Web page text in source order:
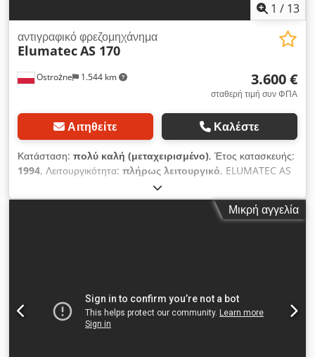
1 / 13
Ostrożne 1.544 km
αντιγραφικό φρεζομηχάνημα
ElumatecAS 170
3.600 €
σταθερή τιμή συν ΦΠΑ
Αιτηθείτε Καλέστε
Κατάσταση: πολύ καλή (μεταχειρισμένο), Έτος κατασκευής:
1994, Λειτουργικότητα: πλήρως λειτουργικό, ELUMATEC AS
170 – Φρέζα αντιγραφής με 1 άξονα Τεχνικά χαρακτηριστικά
Περιοχή φρεζαρίσματος οριζόντια κατά τον οδηγό: 300 x 120
mm Περιοχή φρεζαρίσματος οριζόντια κατά το πρότυπο
κύκλο εργασίας: 12 l χωρίς σύστημα ψεκασμού Dedpfx Aaeza
Iifj Eokr 24 l με σύστημα ψεκασμού Διαστάσεις AS 170/00
Μήκος: 780 mm Βάθος: 770 mm Ύψος: 1.500 mm Βάρος:
Μικρή αγγελία